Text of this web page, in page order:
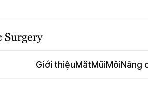
Giới thiệuMắtMũiMôiNâng